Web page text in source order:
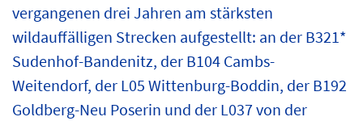
vergangenen drei Jahren am stärksten
wildauffälligen Strecken aufgestellt: an der B321*
Sudenhof-Bandenitz, der B104 Cambs-
Weitendorf, der L05 Wittenburg-Boddin, der B192
Goldberg-Neu Poserin und der L037 von der